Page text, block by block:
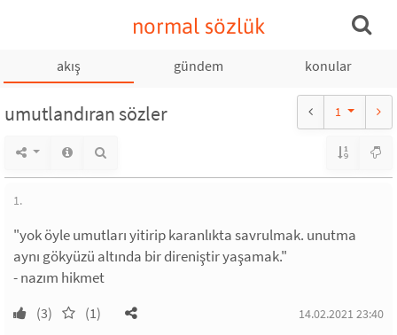
normal sözlük
akış gündem konular
umutlandıran sözler 1
1.
"yok öyle umutları yitirip karanlıkta savrulmak. unutma
aynı gökyüzü altında bir direniştir yaşamak."
- nazım hikmet
(3) (1) 14.02.2021 23:40